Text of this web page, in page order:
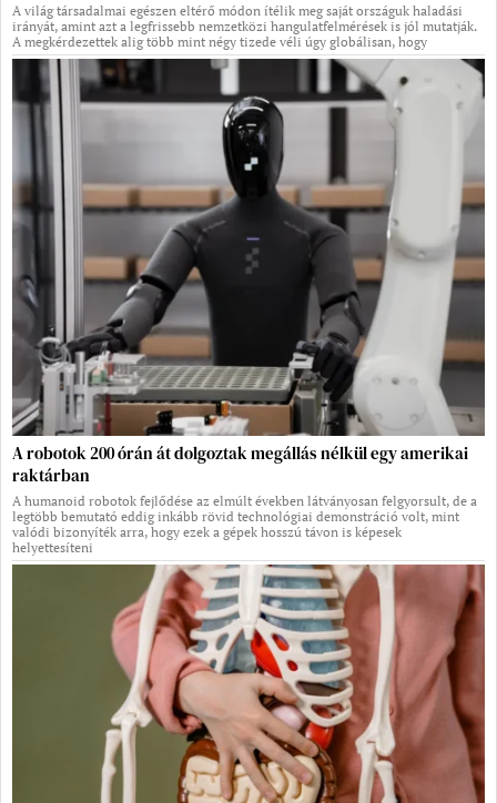
A világ társadalmai egészen eltérő módon ítélik meg saját országuk haladási
irányát, amint azt a legfrissebb nemzetközi hangulatfelmérések is jól mutatják.
A megkérdezettek alig több mint négy tizede véli úgy globálisan, hogy
A robotok 200 órán át dolgoztak megállás nélkül egy amerikai
raktárban
A humanoid robotok fejlődése az elmúlt években látványosan felgyorsult, de a
legtöbb bemutató eddig inkább rövid technológiai demonstráció volt, mint
valódi bizonyíték arra, hogy ezek a gépek hosszú távon is képesek
helyettesíteni